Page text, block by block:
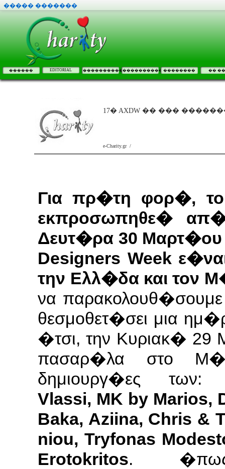
����� �������
������ EDITORIAL �������������������� �������� ��
17� AXDW �� ���
e-Charity.gr /
Για πρ�τη φορ�,
εκπροσωπηθε�
Δευτ�ρα 30 Μαρτ�ου
Design­ers Week
την Ελλ�δα και τον
να
θεσμοθετ�σει μια
�τσι, την Κυριακ� 29
πασαρ�λα στο
δημιουργ�ες
Vlassi, MK by Mar­ios,
Baka, Azi­ina, Chris &
niou, Try­fonas
Ero­tokri­tos. �πως